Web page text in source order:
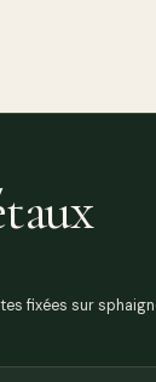
fixées sur